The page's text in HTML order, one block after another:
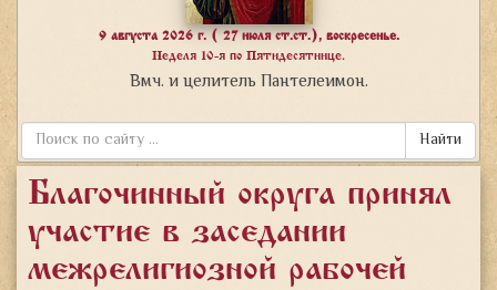
9 августа 2026 г. ( 27 июля ст.ст.), воскресенье.
Неделя 10-я по Пятидесятнице.
Вмч. и целитель Пантелеимон.
Найти
Благочинный округа принял
участие в заседании
межрелигиозной рабочей